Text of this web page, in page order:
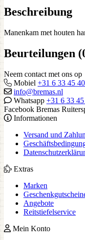
Beschreibung
Manenkam met houten
Beurteilungen
Neem contact met ons op
Mobiel +31 6 33 45
info@bremas.nl
Whatsapp +31 6 33
Facebook Bremas
Informationen
Versand und
Extras
Marken
Angebote
Reitstiefelservice
Mein Konto